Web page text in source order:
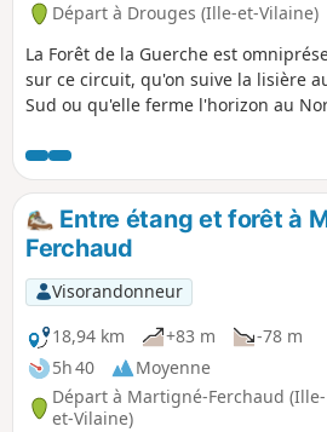
Départ à Drouges (Ille-et-Vilaine)
La Forêt de la Guerche est
sur ce circuit, qu'on suive la lisière
Sud ou qu'elle ferme l'horizon au
Guerchais à Drouges et ses nombreux
villages.
Entre étang et forêt à
Ferchaud
Visorandonneur
18,94 km
+83 m
-78 m
5h 40
Moyenne
Départ à Martigné-Ferchaud (Ille-
et-Vilaine)